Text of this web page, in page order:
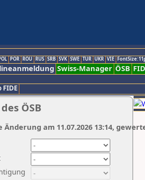
POR ROU RUS SRB SVK SWE TUR UKR VIE
Swiss-Manager ÖSB
FIDE
ÖSB
Änderung am 11.07.2026 13:14,